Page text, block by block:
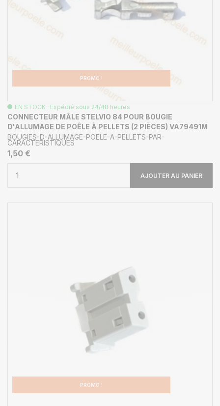
PROMO !
EN STOCK -Expédié sous 24/48 heures
CONNECTEUR MÂLE STELVIO 84 POUR BOUGIE
D'ALLUMAGE DE POÊLE À PELLETS (2 PIÈCES) VA79491M
BOUGIES-D-ALLUMAGE-POELE-A-PELLETS-PAR-
CARACTERISTIQUES
1,50 €
AJOUTER AU PANIER
PROMO !